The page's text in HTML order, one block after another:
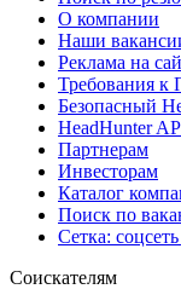
О компании
Наши
Реклама на
Требования к
Безопасный
HeadHunter
Партнерам
Инвесторам
Каталог
Поиск по
Сетка:
Соискателям